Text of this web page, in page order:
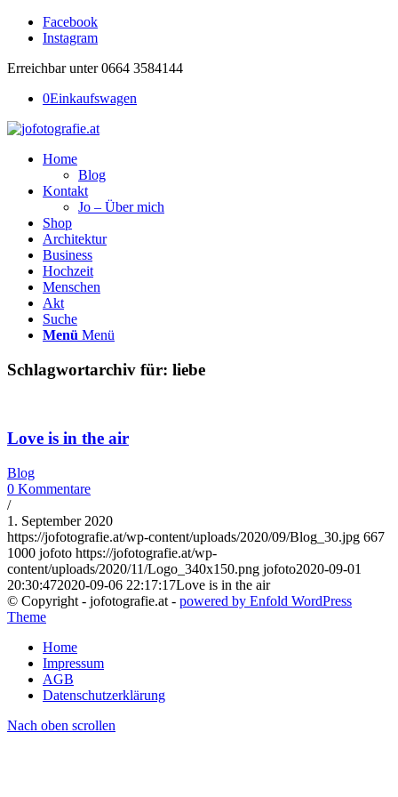
Facebook
Instagram
Erreichbar unter 0664 3584144
0Einkaufswagen
Home
Blog
Kontakt
Jo – Über mich
Shop
Architektur
Business
Hochzeit
Menschen
Akt
Suche
Menü Menü
Schlagwortarchiv für: liebe
Love is in the air
Blog
0 Kommentare
/
1. September 2020
https://jofotografie.at/wp-content/uploads/2020/09/Blog_30.jpg 667
1000 jofoto https://jofotografie.at/wp-
content/uploads/2020/11/Logo_340x150.png jofoto2020-09-01
20:30:472020-09-06 22:17:17Love is in the air
© Copyright - jofotografie.at - powered by Enfold WordPress
Theme
Home
Impressum
AGB
Datenschutzerklärung
Nach oben scrollen